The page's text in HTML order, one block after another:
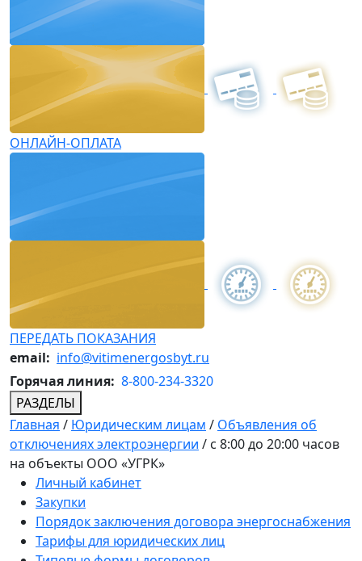
ОНЛАЙН-ОПЛАТА
ПЕРЕДАТЬ ПОКАЗАНИЯ
email: info@vitimenergosbyt.ru
Горячая линия: 8-800-234-3320
РАЗДЕЛЫ
Главная / Юридическим лицам / Объявления об
отключениях электроэнергии / с 8:00 до 20:00 часов
на объекты ООО «УГРК»
Личный кабинет
Закупки
Порядок заключения договора энергоснабжения
Тарифы для юридических лиц